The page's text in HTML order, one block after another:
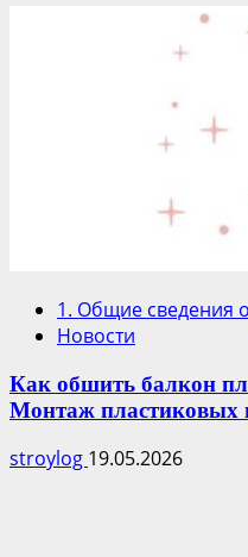
1. Общие сведения
Новости
Как обшить балкон
Монтаж пластиковых
stroylog 19.05.2026